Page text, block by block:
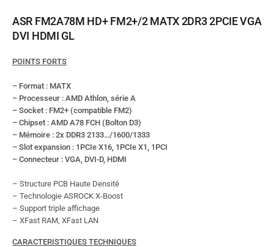
ASR FM2A78M HD+ FM2+/2 MATX 2DR3 2PCIE VGA
DVI HDMI GL
POINTS FORTS
– Format : MATX
– Processeur : AMD Athlon, série A
– Socket : FM2+ (compatible FM2)
– Chipset : AMD A78 FCH (Bolton D3)
– Mémoire : 2x DDR3 2133…/1600/1333
– Slot expansion : 1PCIe X16, 1PCIe X1, 1PCI
– Connecteur : VGA, DVI-D, HDMI
– Structure PCB Haute Densité
– Technologie ASROCK X-Boost
– Support triple affichage
– XFast RAM, XFast LAN
CARACTERISTIQUES TECHNIQUES